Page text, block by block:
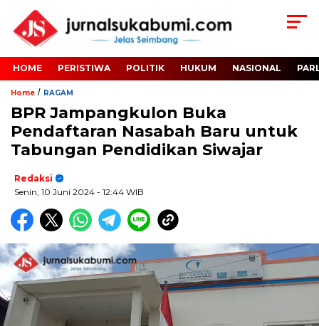
HOME PERISTIWA POLITIK HUKUM NASIONAL
Home / RAGAM
BPR Jampangkulon Buka
Pendaftaran Nasabah Baru untuk
Tabungan Pendidikan Siwajar
Redaksi
Senin, 10 Juni 2024 - 12:44 WIB